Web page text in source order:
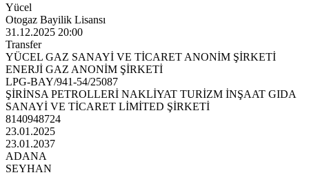
Yücel
Otogaz Bayilik Lisansı
31.12.2025 20:00
Transfer
YÜCEL GAZ SANAYİ VE TİCARET ANONİM ŞİRKETİ
ENERJİ GAZ ANONİM ŞİRKETİ
LPG-BAY/941-54/25087
ŞİRİNSA PETROLLERİ NAKLİYAT TURİZM İNŞAAT GIDA
SANAYİ VE TİCARET LİMİTED ŞİRKETİ
8140948724
23.01.2025
23.01.2037
ADANA
SEYHAN